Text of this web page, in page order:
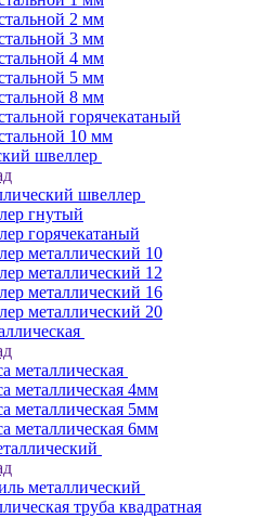
2 мм
3 мм
4 мм
5 мм
8 мм
горячекатаный
10 мм
швеллер
швеллер
гнутый
горячекатаный
металлический 10
металлический 12
металлический 16
металлический 20
металлическая
металлическая 4мм
металлическая 5мм
металлическая 6мм
металлический
труба квадратная